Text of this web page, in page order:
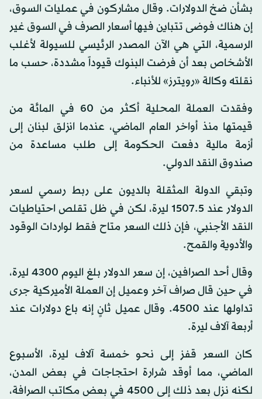
بشأن ضخ الدولارات. وقال مشاركون في عمليات السوق،
إن هناك فوضى تتباين فيها أسعار الصرف في السوق غير
الرسمية، التي هي الآن المصدر الرئيسي للسيولة لأغلب
الأشخاص بعد أن فرضت البنوك قيوداً مشددة، حسب ما
نقلته وكالة «رويترز» للأنباء.
وفقدت العملة المحلية أكثر من 60 في المائة من
قيمتها منذ أواخر العام الماضي، عندما انزلق لبنان إلى
أزمة مالية دفعت الحكومة إلى طلب مساعدة من
صندوق النقد الدولي.
وتبقي الدولة المثقلة بالديون على ربط رسمي لسعر
الدولار عند 1507.5 ليرة، لكن في ظل تقلص احتياطيات
النقد الأجنبي، فإن ذلك السعر متاح فقط لواردات الوقود
والأدوية والقمح.
وقال أحد الصرافين، إن سعر الدولار بلغ اليوم 4300 ليرة،
في حين قال صراف آخر وعميل إن العملة الأميركية جرى
تداولها عند 4500. وقال عميل ثانٍ إنه باع دولارات عند
أربعة آلاف ليرة.
كان السعر قفز إلى نحو خمسة آلاف ليرة، الأسبوع
الماضي، مما أوقد شرارة احتجاجات في بعض المدن،
لكنه نزل بعد ذلك إلى 4500 في بعض مكاتب الصرافة،